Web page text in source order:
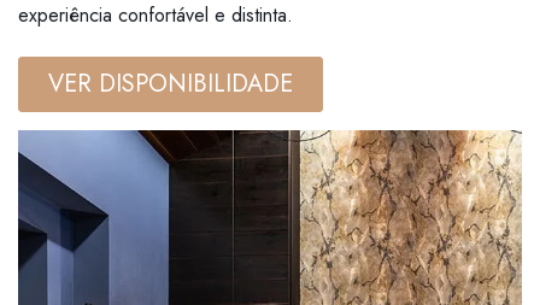
experiência confortável e distinta.
VER DISPONIBILIDADE